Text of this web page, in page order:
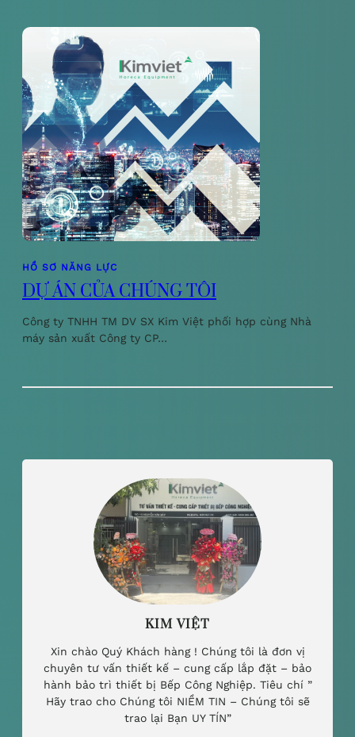
HỒ SƠ NĂNG LỰC
DỰ ÁN CỦA CHÚNG TÔI
Công ty TNHH TM DV SX Kim Việt phối hợp cùng Nhà
máy sản xuất Công ty CP…
KIM VIỆT
Xin chào Quý Khách hàng ! Chúng tôi là đơn vị
chuyên tư vấn thiết kế – cung cấp lắp đặt – bảo
hành bảo trì thiết bị Bếp Công Nghiệp. Tiêu chí ”
Hãy trao cho Chúng tôi NIỀM TIN – Chúng tôi sẽ
trao lại Bạn UY TÍN”